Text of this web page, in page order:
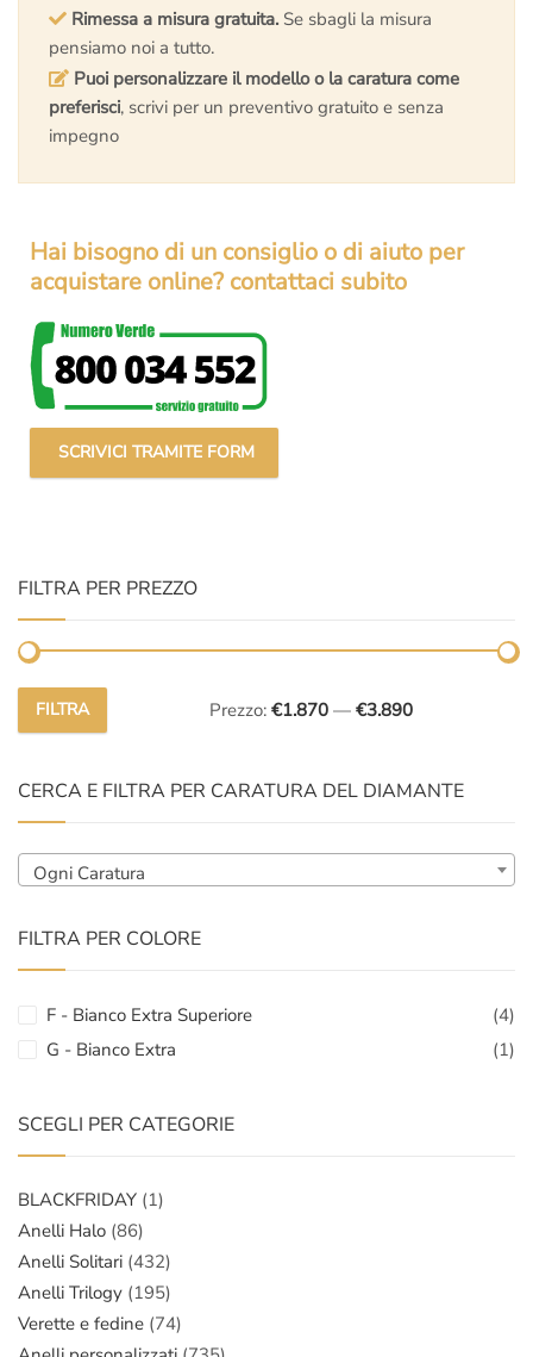
Rimessa a misura gratuita. Se sbagli la misura
pensiamo noi a tutto.
Puoi personalizzare il modello o la caratura come
preferisci, scrivi per un preventivo gratuito e senza
impegno
Hai bisogno di un consiglio o di aiuto per
acquistare online? contattaci subito
SCRIVICI TRAMITE FORM
FILTRA PER PREZZO
Prezzo
Prezzo
FILTRA Prezzo: €1.870 — €3.890
CERCA E FILTRA PER CARATURA DEL DIAMANTE
Ogni Caratura
FILTRA PER COLORE
F - Bianco Extra Superiore
(4)
G - Bianco Extra
(1)
SCEGLI PER CATEGORIE
BLACKFRIDAY (1)
Anelli Halo (86)
Anelli Solitari (432)
Anelli Trilogy (195)
Verette e fedine (74)